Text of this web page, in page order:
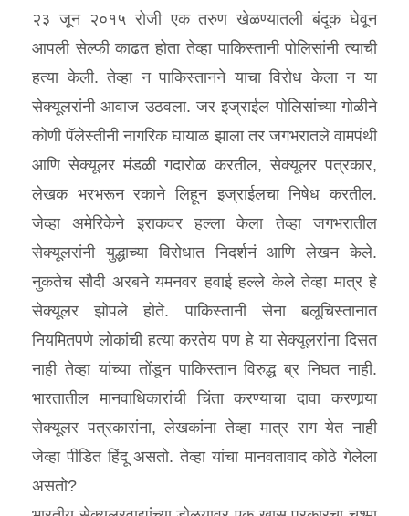
२३ जून २०१५ रोजी एक तरुण खेळण्यातली बंदूक घेवून
आपली सेल्फी काढत होता तेव्हा पाकिस्तानी पोलिसांनी त्याची
हत्या केली. तेव्हा न पाकिस्तानने याचा विरोध केला न या
सेक्यूलरांनी आवाज उठवला. जर इज्राईल पोलिसांच्या गोळीने
कोणी पॅलेस्तीनी नागरिक घायाळ झाला तर जगभरातले वामपंथी
आणि सेक्यूलर मंंडळी गदारोळ करतील, सेक्यूलर पत्रकार,
लेखक भरभरून रकाने लिहून इज्राईलचा निषेध करतील.
जेव्हा अमेरिकेने इराकवर हल्ला केला तेव्हा जगभरातील
सेक्यूलरांनी युद्धाच्या विरोधात निदर्शनं आणि लेखन केले.
नुकतेच सौदी अरबने यमनवर हवाई हल्ले केले तेव्हा मात्र हे
सेक्यूलर झोपले होते. पाकिस्तानी सेना बलूचिस्तानात
नियमितपणे लोकांची हत्या करतेय पण हे या सेक्यूलरांना दिसत
नाही तेव्हा यांच्या तोंडून पाकिस्तान विरुद्ध ब्र निघत नाही.
भारतातील मानवाधिकारांची चिंता करण्याचा दावा करणार्‍या
सेक्यूलर पत्रकारांना, लेखकांना तेव्हा मात्र राग येत नाही
जेव्हा पीडित हिंदू असतो. तेव्हा यांचा मानवतावाद कोठे गेलेला
असतो?